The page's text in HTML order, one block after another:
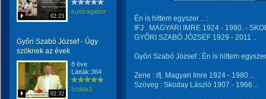
02:23
kustragabor
Győri Szabó József - Úgy
szöknek az évek
02:32
8 éve
Látták:364
Izolda3
Én is hittem egyszer .. :
IFJ . MAGYARI IMRE 1924 - 1980. -
GYŐRI SZABÓ JÓZSEF 1929 - 2011 ..
Győri Szabó József : Én is hittem egyszer
Zene : ifj. Magyari Imre 1924 - 1980 ..
Szöveg : Skoday László 1907 - 1966 ..